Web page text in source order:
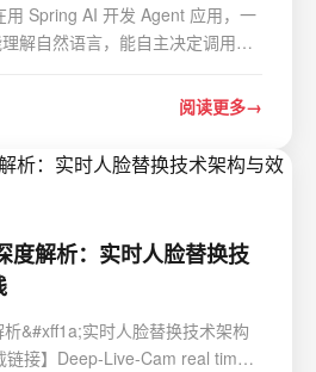
解自然语言，能自主决定调用哪
询用户账户余额") String
{return bankServ…
阅读更多
度解析：实时人脸替换技
&#xff1a;实时人脸替换技术架构
链接】Deep-Live-Cam real time